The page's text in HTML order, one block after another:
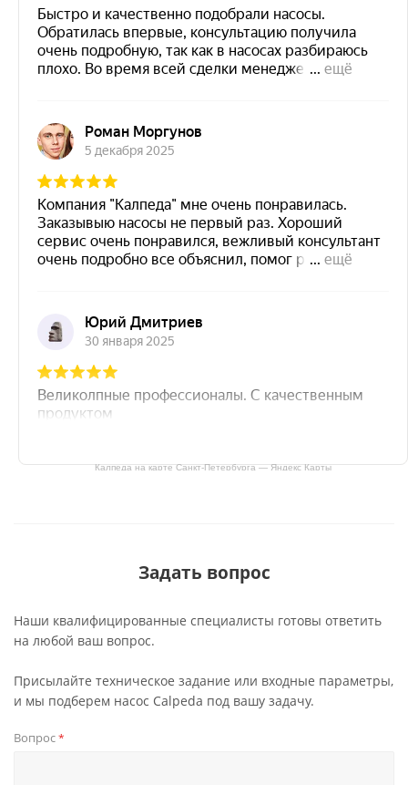
Калпеда на карте Санкт‑Петербурга — Яндекс Карты
Задать вопрос
Наши квалифицированные специалисты готовы ответить
на любой ваш вопрос.
Присылайте техническое задание или входные параметры,
и мы подберем насос Calpeda под вашу задачу.
Вопрос*